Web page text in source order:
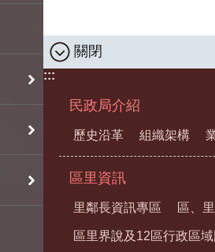
關閉
:::
民政局介紹
歷史沿革 組織架構
區里資訊
里鄰長資訊專區 區、
區里界說及12區行政區域